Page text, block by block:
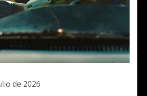
de 2026